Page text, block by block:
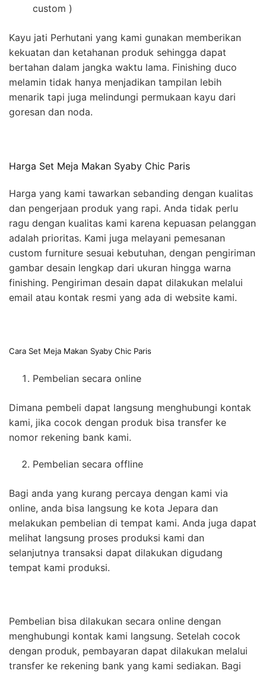
custom )
Kayu jati Perhutani yang kami gunakan memberikan
kekuatan dan ketahanan produk sehingga dapat
bertahan dalam jangka waktu lama. Finishing duco
melamin tidak hanya menjadikan tampilan lebih
menarik tapi juga melindungi permukaan kayu dari
goresan dan noda.
Harga Set Meja Makan Syaby Chic Paris
Harga yang kami tawarkan sebanding dengan kualitas
dan pengerjaan produk yang rapi. Anda tidak perlu
ragu dengan kualitas kami karena kepuasan pelanggan
adalah prioritas. Kami juga melayani pemesanan
custom furniture sesuai kebutuhan, dengan pengiriman
gambar desain lengkap dari ukuran hingga warna
finishing. Pengiriman desain dapat dilakukan melalui
email atau kontak resmi yang ada di website kami.
Cara Set Meja Makan Syaby Chic Paris
Pembelian secara online
Dimana pembeli dapat langsung menghubungi kontak
kami, jika cocok dengan produk bisa transfer ke
nomor rekening bank kami.
Pembelian secara offline
Bagi anda yang kurang percaya dengan kami via
online, anda bisa langsung ke kota Jepara dan
melakukan pembelian di tempat kami. Anda juga dapat
melihat langsung proses produksi kami dan
selanjutnya transaksi dapat dilakukan digudang
tempat kami produksi.
Pembelian bisa dilakukan secara online dengan
menghubungi kontak kami langsung. Setelah cocok
dengan produk, pembayaran dapat dilakukan melalui
transfer ke rekening bank yang kami sediakan. Bagi